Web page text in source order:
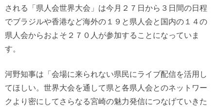
される「県人会世界大会」は今月２７日から３日間の日程
でブラジルや香港など海外の１９と県人会と国内の１４の
県人会からおよそ２７０人が参加することになっていま
す。
河野知事は「会場に来られない県民にライブ配信を活用し
てほしい。世界大会を通して県と各県人会とのネットワー
クより密にしてさらなる宮崎の魅力発信につなげていきた